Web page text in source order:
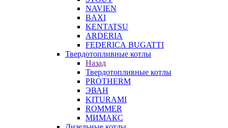
NAVIEN
BAXI
KENTATSU
ARDERIA
FEDERICА BUGATTI
Твердотопливные котлы
Назад
Твердотопливные котлы
PROTHERM
ЭВАН
KITURAMI
ROMMER
МИМАКС